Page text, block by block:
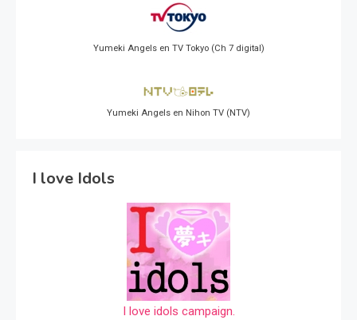
Yumeki Angels en TV Tokyo (Ch 7 digital)
Yumeki Angels en Nihon TV (NTV)
I love Idols
I love idols campaign.